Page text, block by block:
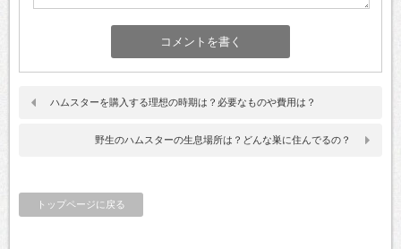
ハムスターを購入する理想の時期は？必要なものや費用は？
野生のハムスターの生息場所は？どんな巣に住んでるの？
トップページに戻る